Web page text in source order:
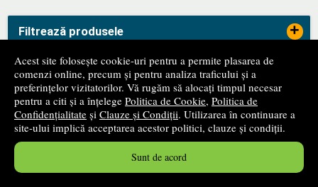
Acest site folosește cookie-uri pentru a permite plasarea de
comenzi online, precum și pentru analiza traficului și a
preferințelor vizitatorilor. Vă rugăm să alocați timpul necesar
pentru a citi și a înțelege Politica de Cookie, Politica de
Confidențialitate și Clauze și Condiții. Utilizarea în continuare a
site-ului implică acceptarea acestor politici, clauze și condiții.
Sunt de acord
Filtrează produsele +
Categorii de carte
Edituri
ANPC -